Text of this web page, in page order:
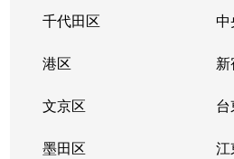
千代田区 中
港区
文京区
墨田区 江